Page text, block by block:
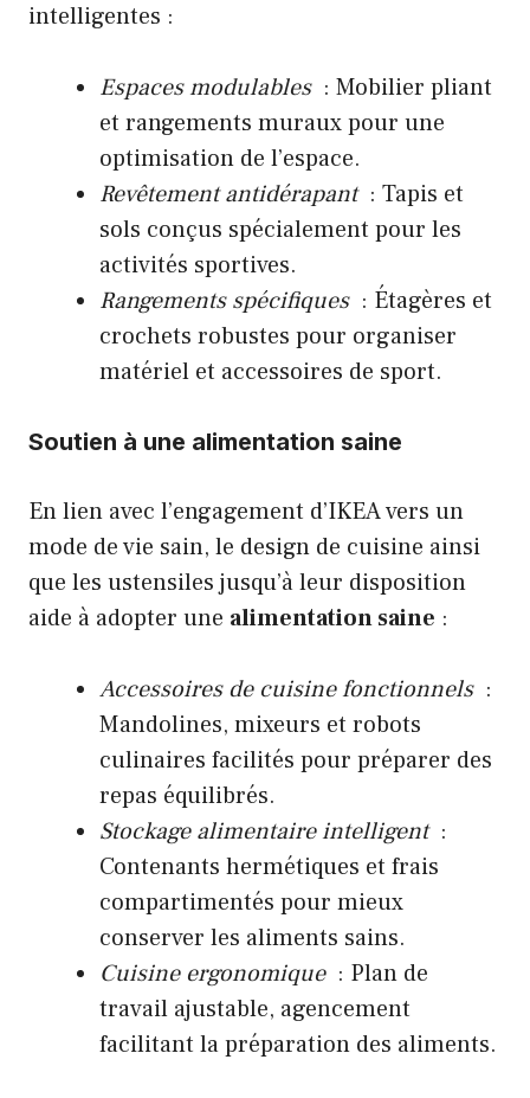
intelligentes :
Espaces modulables: Mobilier pliant
et rangements muraux pour une
optimisation de l’espace.
Revêtement antidérapant: Tapis et
sols conçus spécialement pour les
activités sportives.
Rangements spécifiques: Étagères et
crochets robustes pour organiser
matériel et accessoires de sport.
Soutien à une alimentation saine
En lien avec l’engagement d’IKEA vers un
mode de vie sain, le design de cuisine ainsi
que les ustensiles jusqu’à leur disposition
aide à adopter une alimentation saine :
Accessoires de cuisine fonctionnels:
Mandolines, mixeurs et robots
culinaires facilités pour préparer des
repas équilibrés.
Stockage alimentaire intelligent:
Contenants hermétiques et frais
compartimentés pour mieux
conserver les aliments sains.
Cuisine ergonomique: Plan de
travail ajustable, agencement
facilitant la préparation des aliments.